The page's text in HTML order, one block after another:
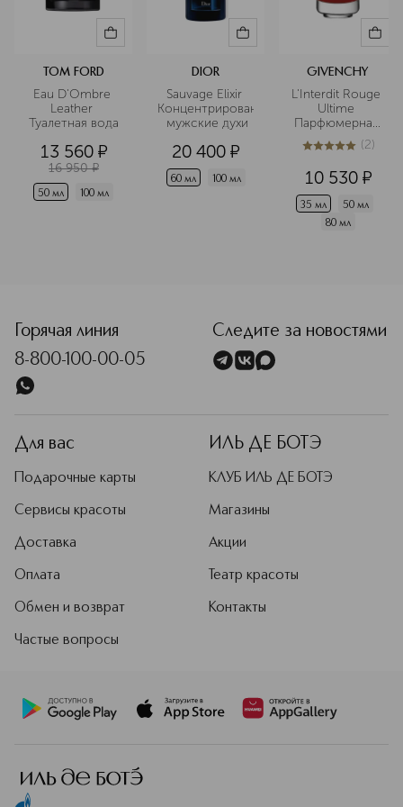
TOM FORD
Eau D'Ombre
Leather
Туалетная вода
13 560 ¤
16 950 ¤
50 мл 100 мл
DIOR
Sauvage Elixir
Концентрированные
мужские духи
20 400 ¤
60 мл 100 мл
GIVENCHY
L'Interdit Rouge
Ultime
Парфюмерная
вода
5из 52 (2)
10 530 ¤
35 мл
50 мл
80 мл
Горячая линия
8-800-100-00-05
Следите за новостями
Для вас
Подарочные карты
Сервисы красоты
Доставка
Оплата
Обмен и возврат
Частые вопросы
ИЛЬ ДЕ БОТЭ
КЛУБ ИЛЬ ДЕ БОТЭ
Магазины
Акции
Театр красоты
Контакты